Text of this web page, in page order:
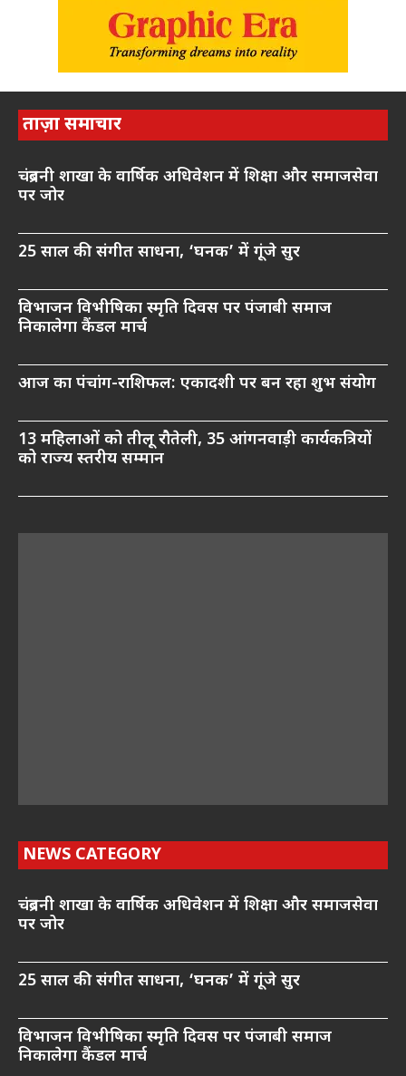
ताज़ा समाचार
चंद्रबनी शाखा के वार्षिक अधिवेशन में शिक्षा और समाजसेवा
पर जोर
25 साल की संगीत साधना, ‘घनक’ में गूंजे सुर
विभाजन विभीषिका स्मृति दिवस पर पंजाबी समाज
निकालेगा कैंडल मार्च
आज का पंचांग-राशिफल: एकादशी पर बन रहा शुभ संयोग
13 महिलाओं को तीलू रौतेली, 35 आंगनवाड़ी कार्यकत्रियों
को राज्य स्तरीय सम्मान
NEWS CATEGORY
चंद्रबनी शाखा के वार्षिक अधिवेशन में शिक्षा और समाजसेवा
पर जोर
25 साल की संगीत साधना, ‘घनक’ में गूंजे सुर
विभाजन विभीषिका स्मृति दिवस पर पंजाबी समाज
निकालेगा कैंडल मार्च